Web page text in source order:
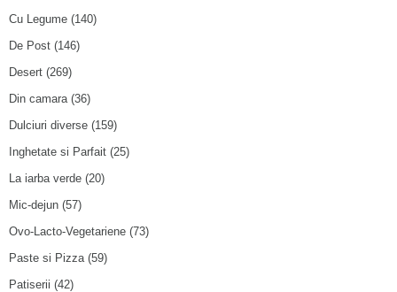
Cu Legume (140)
De Post (146)
Desert (269)
Din camara(36)
Dulciuri diverse (159)
Inghetate si Parfait (25)
La iarba verde (20)
Mic-dejun (57)
Ovo-Lacto-Vegetariene (73)
Paste si Pizza(59)
Patiserii (42)